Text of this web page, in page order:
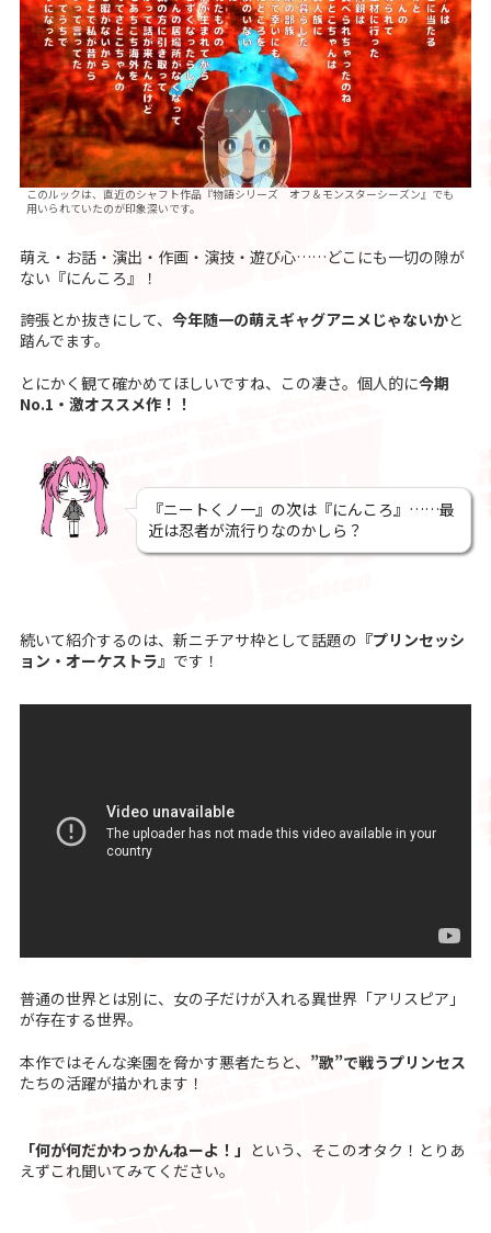
このルックは、直近のシャフト作品『物語シリーズ オフ＆モンスターシーズン』でも
用いられていたのが印象深いです。
萌え・お話・演出・作画・演技・遊び心……どこにも一切の隙が
ない『にんころ』！
誇張とか抜きにして、今年随一の萌えギャグアニメじゃないかと
踏んでます。
とにかく観て確かめてほしいですね、この凄さ。個人的に今期
No.1・激オススメ作！！
『ニートくノ一』の次は『にんころ』……最
近は忍者が流行りなのかしら？
続いて紹介するのは、新ニチアサ枠として話題の 『プリンセッシ
ョン・オーケストラ』 です！
普通の世界とは別に、女の子だけが入れる異世界「アリスピア」
が存在する世界。
本作ではそんな楽園を脅かす悪者たちと、 ”歌”で戦うプリンセス
たちの活躍が描かれます！
「何が何だかわっかんねーよ！」 という、そこのオタク！とりあ
えずこれ聞いてみてください。